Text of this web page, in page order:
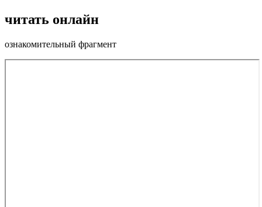
читать онлайн
ознакомительный фрагмент